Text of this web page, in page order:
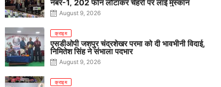
नंबर-1, 202 फोन लौटाकर चेहरों पर लाई मुस्कान
August 9, 2026
क्राइम
एसडीओपी जशपुर चंद्रशेखर परमा को दी भावभीनी विदाई,
निमितेश सिंह ने संभाला पदभार
August 9, 2026
क्राइम